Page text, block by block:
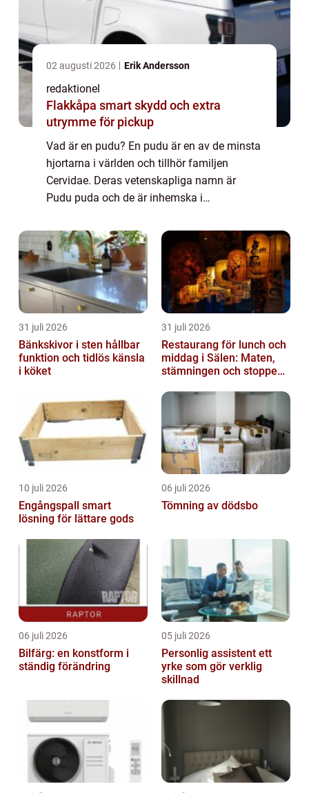
02 augusti 2026 Erik Andersson
redaktionel
Flakkåpa smart skydd och extra
utrymme för pickup
Vad är en pudu? En pudu är en av de minsta
hjortarna i världen och tillhör familjen
Cervidae. Deras vetenskapliga namn är
Pudu puda och de är inhemska i
Argentina. Dessa söta och fascinerande djur
är kända...
31 juli 2026
Bänkskivor i sten hållbar
funktion och tidlös känsla
i köket
31 juli 2026
Restaurang för lunch och
middag i Sälen: Maten,
stämningen och stoppen
10 juli 2026
Engångspall smart
lösning för lättare gods
06 juli 2026
Tömning av dödsbo
06 juli 2026
Bilfärg: en konstform i
ständig förändring
05 juli 2026
Personlig assistent ett
yrke som gör verklig
skillnad